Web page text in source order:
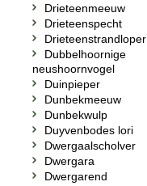
Drieteenmeeuw
Drieteenspecht
Drieteenstrandloper
Dubbelhoornige
neushoornvogel
Duinpieper
Dunbekmeeuw
Dunbekwulp
Duyvenbodes lori
Dwergaalscholver
Dwergara
Dwergarend